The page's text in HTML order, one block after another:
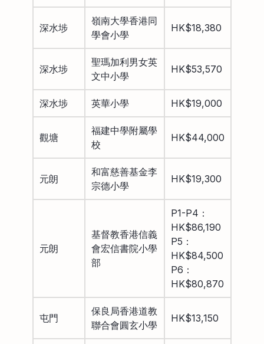
深水埗
嶺南大學香港同
學會小學
HK$18,380
深水埗
聖瑪加利男女英
文中小學
HK$53,570
深水埗 英華小學 HK$19,000
觀塘
福建中學附屬學
校
HK$44,000
元朗
和富慈善基金李
宗德小學
HK$19,300
元朗
基督教香港信義
會宏信書院小學
部
P1-P4：
HK$86,190
P5：
HK$84,500
P6：
HK$80,870
屯門
保良局香港道教
聯合會圓玄小學
HK$13,150